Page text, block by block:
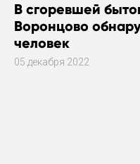
В сгоревшей
Воронцово
человек
05 декабря 2022